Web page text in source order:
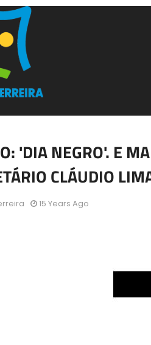
'DIA NEGRO'. E
CLÁUDIO
15 Years Ago